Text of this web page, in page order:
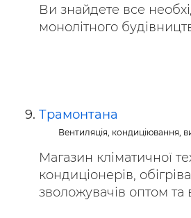
Ви знайдете все
монолітного
Трамонтана
Вентиляція, кондиціювання,
Магазин кліматичної
кондиціонерів,
зволожувачів оптом та